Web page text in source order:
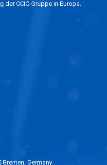
CCIC-Gruppe in Europa.
Germany